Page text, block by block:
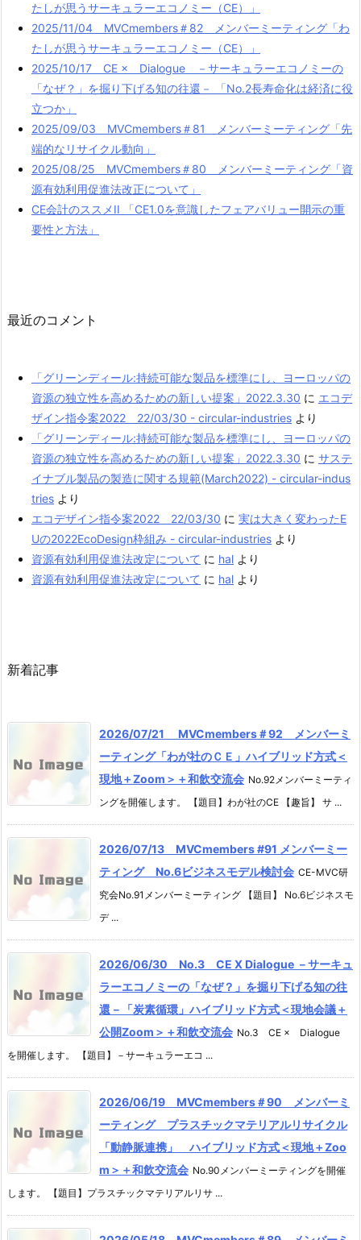
たしが思うサーキュラーエコノミー（CE）」
2025/11/04 MVCmembers＃82 メンバーミーティング「わ
たしが思うサーキュラーエコノミー（CE）」
2025/10/17 CE × Dialogue －サーキュラーエコノミーの
「なぜ？」を掘り下げる知の往還－ 「No.2長寿命化は経済に役
立つか」
2025/09/03 MVCmembers＃81 メンバーミーティング「先
端的なリサイクル動向」
2025/08/25 MVCmembers＃80 メンバーミーティング「資
源有効利用促進法改正について」
CE会計のススメII 「CE1.0を意識したフェアバリュー開示の重
要性と方法」
最近のコメント
「グリーンディール:持続可能な製品を標準にし、ヨーロッパの
資源の独立性を高めるための新しい提案」2022.3.30 に エコデ
ザイン指令案2022 22/03/30 - circular-industries より
「グリーンディール:持続可能な製品を標準にし、ヨーロッパの
資源の独立性を高めるための新しい提案」2022.3.30 に サステ
イナブル製品の製造に関する規範(March2022) - circular-indus
tries より
エコデザイン指令案2022 22/03/30 に 実は大きく変わったE
Uの2022EcoDesign枠組み - circular-industries より
資源有効利用促進法改定について に hal より
資源有効利用促進法改定について に hal より
新着記事
2026/07/21 MVCmembers＃92 メンバーミ
ーティング「わが社のＣＥ」ハイブリッド方式＜
現地＋Zoom＞＋和飲交流会 No.92メンバーミーティ
ングを開催します。 【題目】わが社のCE 【趣旨】 サ ...
2026/07/13 MVCmembers #91 メンバーミー
ティング No.6ビジネスモデル検討会 CE-MVC研
究会No.91メンバーミーティング 【題目】 No.6ビジネスモ
デ ...
2026/06/30 No.3 CE X Dialogue －サーキュ
ラーエコノミーの「なぜ？」を掘り下げる知の往
還－「炭素循環」ハイブリッド方式＜現地会議＋
公開Zoom＞＋和飲交流会 No.3 CE × Dialogue
を開催します。 【題目】－サーキュラーエコ ...
2026/06/19 MVCmembers＃90 メンバーミ
ーティング プラスチックマテリアルリサイクル
「動静脈連携」 ハイブリッド方式＜現地＋Zoo
m＞＋和飲交流会 No.90メンバーミーティングを開催
します。 【題目】プラスチックマテリアルリサ ...